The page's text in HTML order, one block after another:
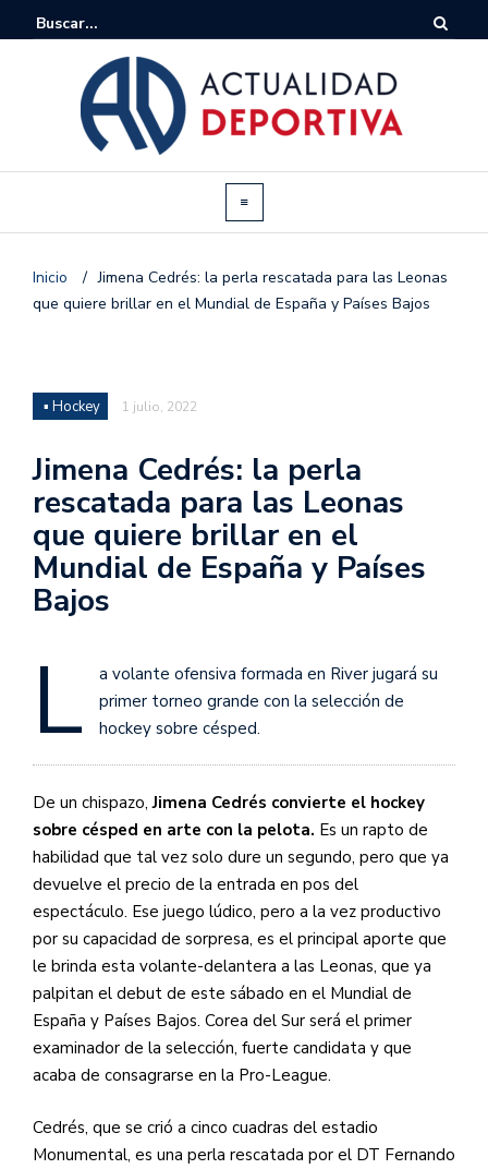
Inicio / Jimena Cedrés: la perla rescatada para las Leonas
que quiere brillar en el Mundial de España y Países Bajos
▪ Hockey 1 julio, 2022
Jimena Cedrés: la perla
rescatada para las Leonas
que quiere brillar en el
Mundial de España y Países
Bajos
L
a volante ofensiva formada en River jugará su
primer torneo grande con la selección de
hockey sobre césped.
De un chispazo,Jimena Cedrés convierte el hockey
sobre césped en arte con la pelota. Es un rapto de
habilidad que tal vez solo dure un segundo, pero que ya
devuelve el precio de la entrada en pos del
espectáculo. Ese juego lúdico, pero a la vez productivo
por su capacidad de sorpresa, es el principal aporte que
le brinda esta volante-delantera a las Leonas, que ya
palpitan el debut de este sábado en el Mundial de
España y Países Bajos. Corea del Sur será el primer
examinador de la selección, fuerte candidata y que
acaba de consagrarse en la Pro-League.
Cedrés, que se crió a cinco cuadras del estadio
Monumental, es una perla rescatada por el DT Fernando